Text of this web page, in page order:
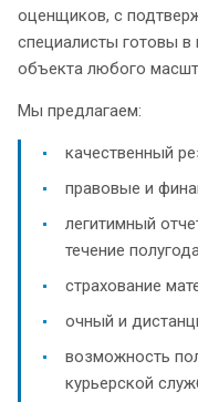
оценщиков, с
специалисты готовы в
объекта любого
Мы предлагаем:
качественный
правовые и
легитимный
течение
страхование
очный и
возможность
курьерской